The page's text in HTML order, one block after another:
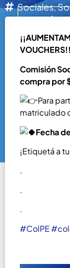
Sociales,
VOUCHERS!!
Comisión
compra por
Para
matriculado
Fecha
¡Etiquetá a
.
.
.
#ColPE